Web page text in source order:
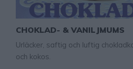
CHOKLAD- & VANILJMUMS
Urläcker, saftig och luftig
och kokos.